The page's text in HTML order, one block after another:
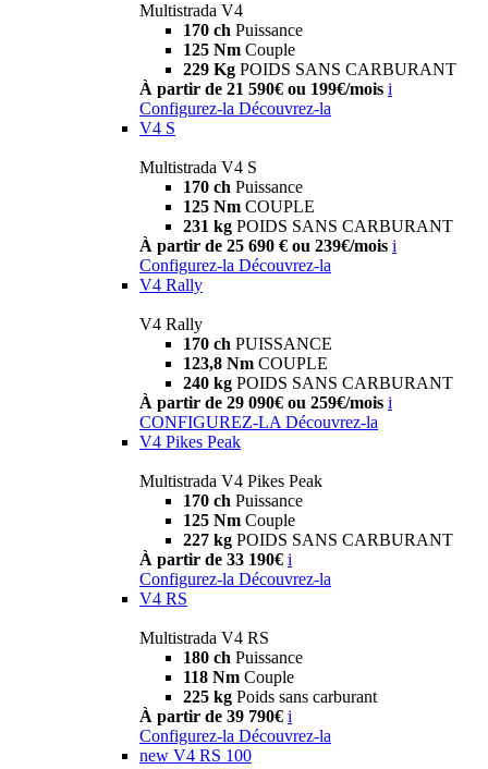
Multistrada V4
170 ch Puissance
125 Nm Couple
229 Kg POIDS SANS CARBURANT
À partir de 21 590€ ou 199€/mois i
Configurez-la Découvrez-la
V4 S
Multistrada V4 S
170 ch Puissance
125 Nm COUPLE
231 kg POIDS SANS CARBURANT
À partir de 25 690 € ou 239€/mois i
Configurez-la Découvrez-la
V4 Rally
V4 Rally
170 ch PUISSANCE
123,8 Nm COUPLE
240 kg POIDS SANS CARBURANT
À partir de 29 090€ ou 259€/mois i
CONFIGUREZ-LA Découvrez-la
V4 Pikes Peak
Multistrada V4 Pikes Peak
170 ch Puissance
125 Nm Couple
227 kg POIDS SANS CARBURANT
À partir de 33 190€ i
Configurez-la Découvrez-la
V4 RS
Multistrada V4 RS
180 ch Puissance
118 Nm Couple
225 kg Poids sans carburant
À partir de 39 790€ i
Configurez-la Découvrez-la
new V4 RS 100